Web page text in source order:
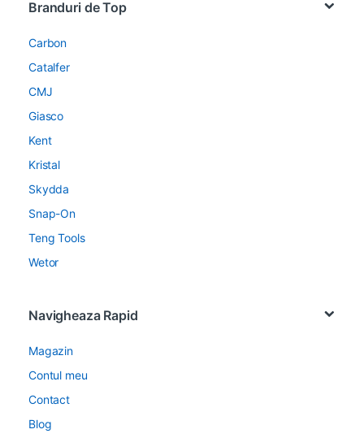
Branduri de Top
Carbon
Catalfer
CMJ
Giasco
Kent
Kristal
Skydda
Snap-On
Teng Tools
Wetor
Navigheaza Rapid
Magazin
Contul meu
Contact
Blog